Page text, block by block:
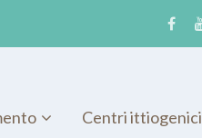
Centri ittiogenici